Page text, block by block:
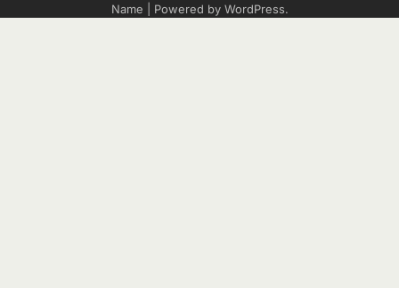
Name | Powered by WordPress.